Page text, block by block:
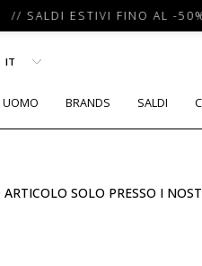
// SALDI ESTIVI FINO AL -
UOMO BRANDS SALDI
SOLO PRESSO I